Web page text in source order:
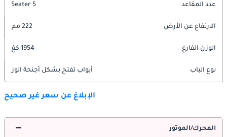
عدد المقاعد 5 Seater
الارتفاع عن الأرض 222 مم
الوزن الفارغ 1954 كغ
نوع الباب أبواب تفتح بشكل أجنحة الوز
الإبلاغ عن سعر غير صحيح
المحرك/الموتور